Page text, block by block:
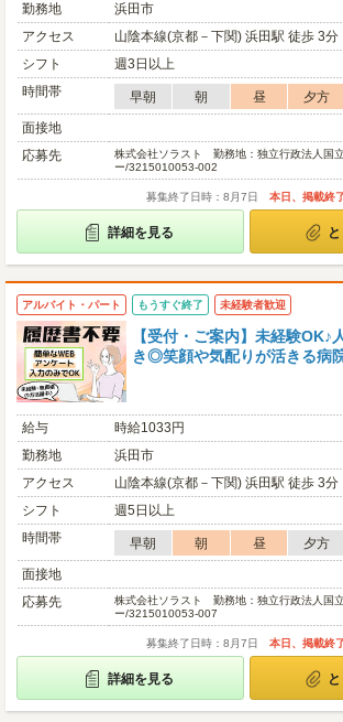
勤務地
浜田市
アクセス
山陰本線(京都－下関) 浜田駅 徒歩 3分
シフト
週3日以上
時間帯
早朝 朝 昼 夕方
面接地
応募先
株式会社ソラスト 勤務地：独立行政法人国
ー/3215010053-002
募集終了日時：8月7日 本日、掲載終
詳細を見る
アルバイト・パート もうすぐ終了 未経験者歓迎
【受付・ご案内】未経験OK♪
き◎笑顔や気配りが活きる病
給与
時給1033円
勤務地
浜田市
アクセス
山陰本線(京都－下関) 浜田駅 徒歩 3分
シフト
週5日以上
時間帯
早朝 朝 昼 夕方
面接地
応募先
株式会社ソラスト 勤務地：独立行政法人国
ー/3215010053-007
募集終了日時：8月7日 本日、掲載終
詳細を見る